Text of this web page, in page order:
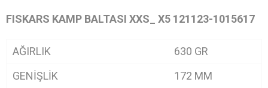
FISKARS KAMP BALTASI XXS_ X5 121123-1015617
AĞIRLIK
630 GR
GENİŞLİK
172 MM